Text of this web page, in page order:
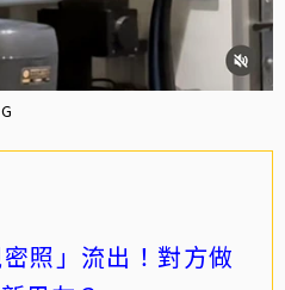
照」流出！對方做